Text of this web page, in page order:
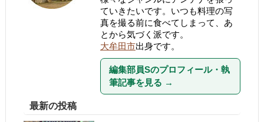
ていきたいです。いつも料理の写
真を撮る前に食べてしまって、あ
とから気づく派です。
大牟田市出身です。
編集部員Sのプロフィール・執
筆記事を見る →
最新の投稿